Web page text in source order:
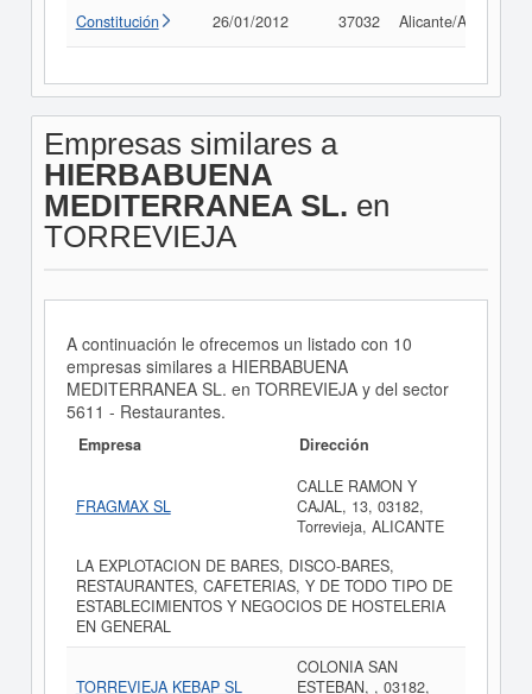
Constitución 26/01/2012 37032 Alicante/Alacant
Empresas similares a
HIERBABUENA
MEDITERRANEA SL. en
TORREVIEJA
A continuación le ofrecemos un listado con 10
empresas similares a HIERBABUENA
MEDITERRANEA SL. en TORREVIEJA y del sector
5611 - Restaurantes.
Empresa Dirección
FRAGMAX SL
CALLE RAMON Y
CAJAL, 13, 03182,
Torrevieja, ALICANTE
LA EXPLOTACION DE BARES, DISCO-BARES,
RESTAURANTES, CAFETERIAS, Y DE TODO TIPO DE
ESTABLECIMIENTOS Y NEGOCIOS DE HOSTELERIA
EN GENERAL
TORREVIEJA KEBAP SL
COLONIA SAN
ESTEBAN, , 03182,